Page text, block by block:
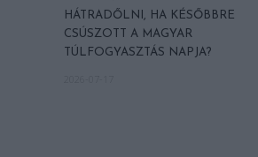
HÁTRADŐLNI, HA KÉSŐBBRE
CSÚSZOTT A MAGYAR
TÚLFOGYASZTÁS NAPJA?